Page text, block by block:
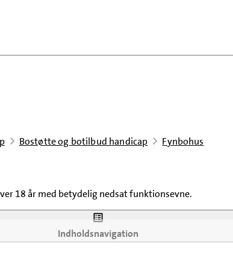
Bostøtte og botilbud handicap Fynbohus
18 år med betydelig nedsat funktionsevne.
Indholdsnavigation